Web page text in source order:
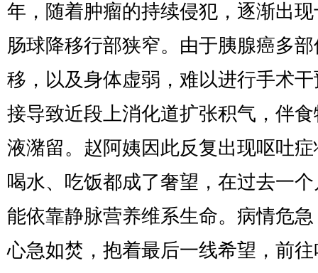
年，随着肿瘤的持续侵犯，逐渐出
肠球降移行部狭窄。由于胰腺癌多
移，以及身体虚弱，难以进行手术
接导致近段上消化道扩张积气，伴
液潴留。赵阿姨因此反复出现呕吐
喝水、吃饭都成了奢望，在过去一
能依靠静脉营养维系生命。病情危
心急如焚，抱着最后一线希望，前